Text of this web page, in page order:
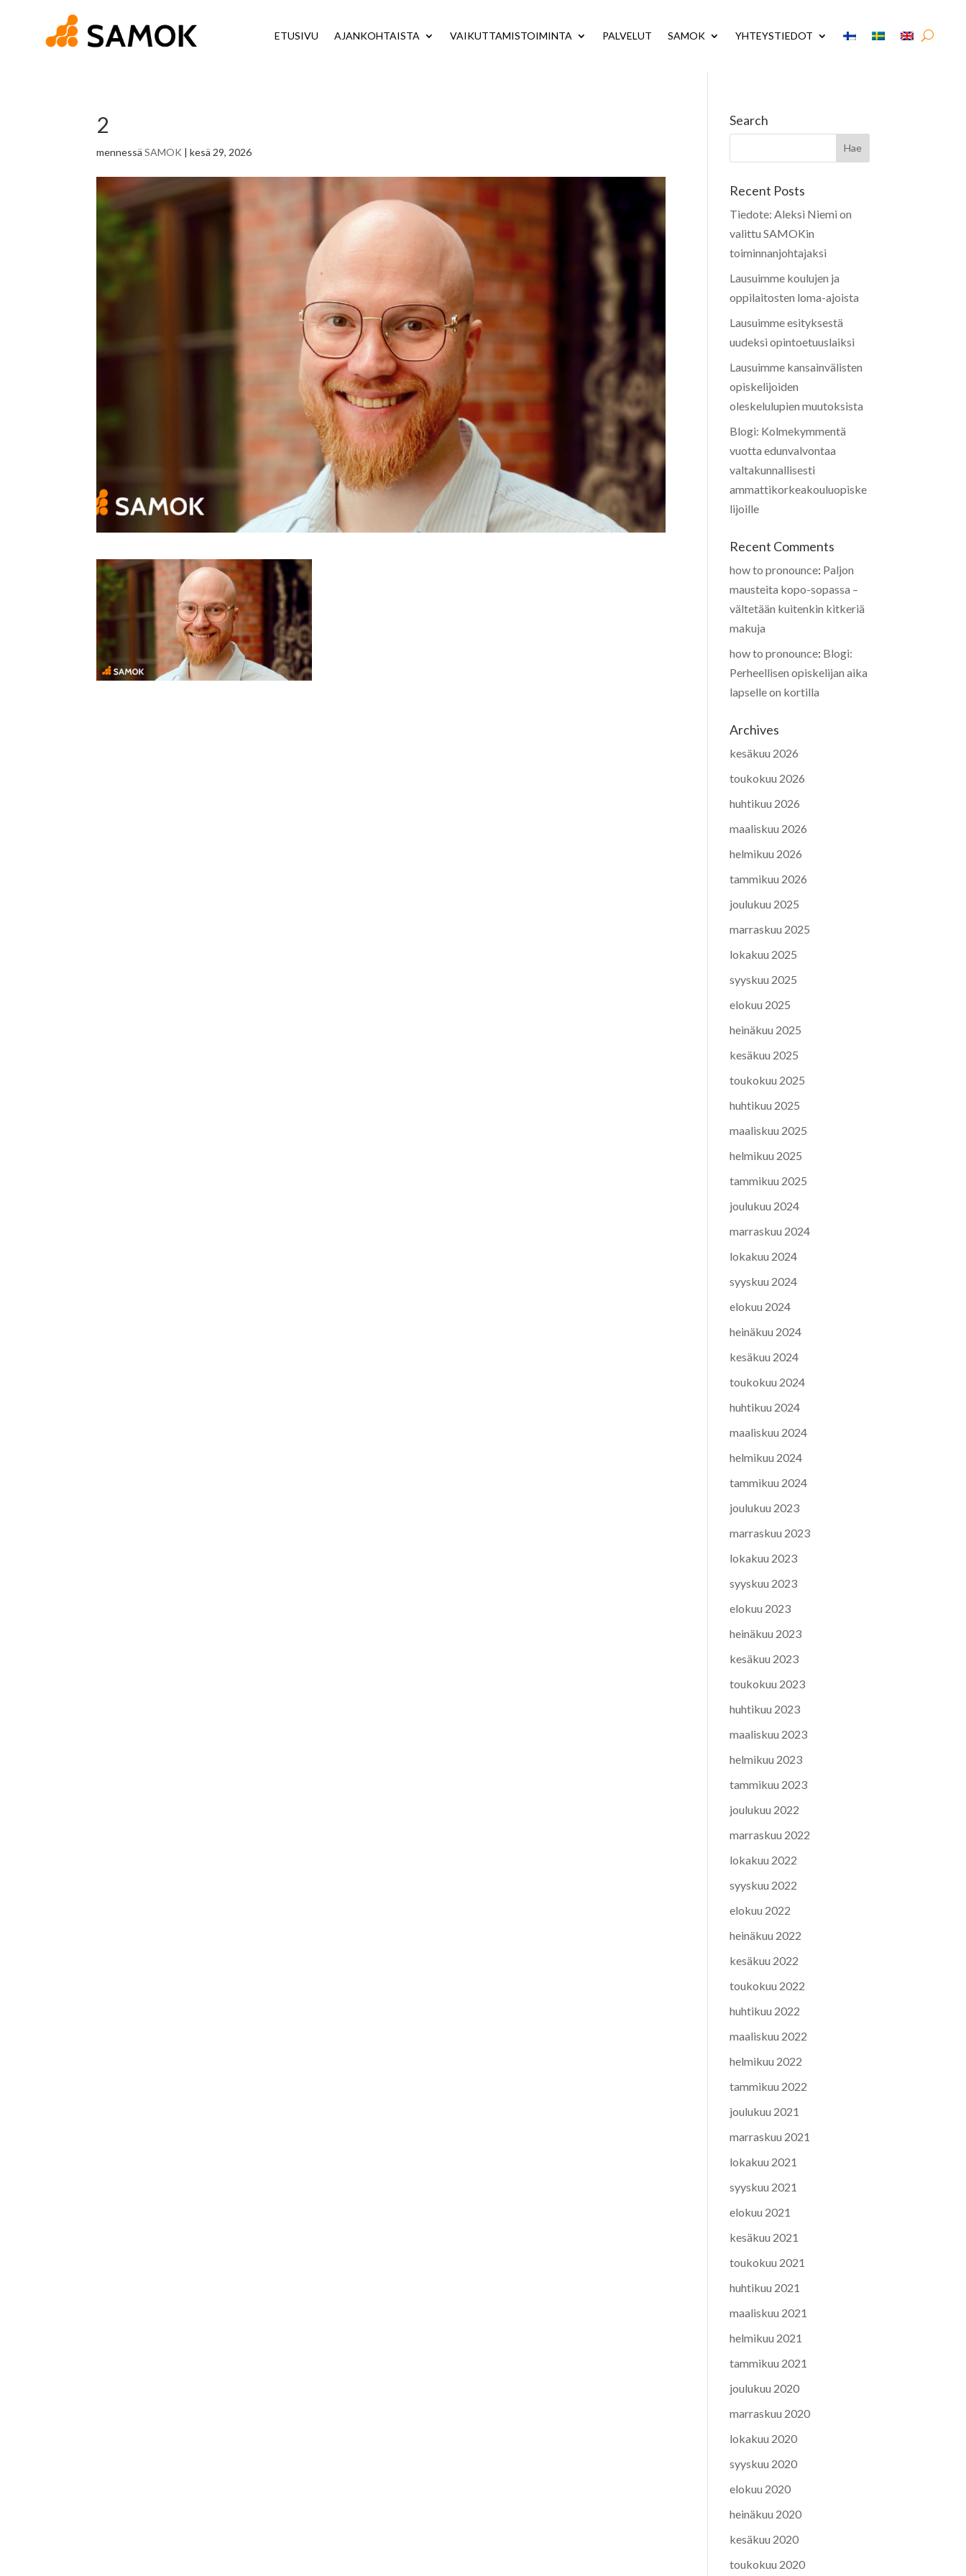
ETUSIVU AJANKOHTAISTA VAIKUTTAMISTOIMINTA PALVELUT SAMOK YHTEYSTIEDOT
2
mennessäSAMOK |kesä 29, 2026
Search
Recent Posts
Tiedote: Aleksi Niemi on
valittu SAMOKin
toiminnanjohtajaksi
Lausuimme koulujen ja
oppilaitosten loma-ajoista
Lausuimme esityksestä
uudeksi opintoetuuslaiksi
Lausuimme kansainvälisten
opiskelijoiden
oleskelulupien muutoksista
Blogi: Kolmekymmentä
vuotta edunvalvontaa
valtakunnallisesti
ammattikorkeakouluopiske
lijoille
Recent Comments
how to pronounce: Paljon
mausteita kopo-sopassa –
vältetään kuitenkin kitkeriä
makuja
how to pronounce: Blogi:
Perheellisen opiskelijan aika
lapselle on kortilla
Archives
kesäkuu 2026
toukokuu 2026
huhtikuu 2026
maaliskuu 2026
helmikuu 2026
tammikuu 2026
joulukuu 2025
marraskuu 2025
lokakuu 2025
syyskuu 2025
elokuu 2025
heinäkuu 2025
kesäkuu 2025
toukokuu 2025
huhtikuu 2025
maaliskuu 2025
helmikuu 2025
tammikuu 2025
joulukuu 2024
marraskuu 2024
lokakuu 2024
syyskuu 2024
elokuu 2024
heinäkuu 2024
kesäkuu 2024
toukokuu 2024
huhtikuu 2024
maaliskuu 2024
helmikuu 2024
tammikuu 2024
joulukuu 2023
marraskuu 2023
lokakuu 2023
syyskuu 2023
elokuu 2023
heinäkuu 2023
kesäkuu 2023
toukokuu 2023
huhtikuu 2023
maaliskuu 2023
helmikuu 2023
tammikuu 2023
joulukuu 2022
marraskuu 2022
lokakuu 2022
syyskuu 2022
elokuu 2022
heinäkuu 2022
kesäkuu 2022
toukokuu 2022
huhtikuu 2022
maaliskuu 2022
helmikuu 2022
tammikuu 2022
joulukuu 2021
marraskuu 2021
lokakuu 2021
syyskuu 2021
elokuu 2021
kesäkuu 2021
toukokuu 2021
huhtikuu 2021
maaliskuu 2021
helmikuu 2021
tammikuu 2021
joulukuu 2020
marraskuu 2020
lokakuu 2020
syyskuu 2020
elokuu 2020
heinäkuu 2020
kesäkuu 2020
toukokuu 2020